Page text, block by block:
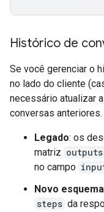
Histórico de
Se você gerenciar o
no lado do cliente
necessário atualizar
conversas anteriores.
Legado: os
matriz outputs
no campo
Novo esquema
steps da